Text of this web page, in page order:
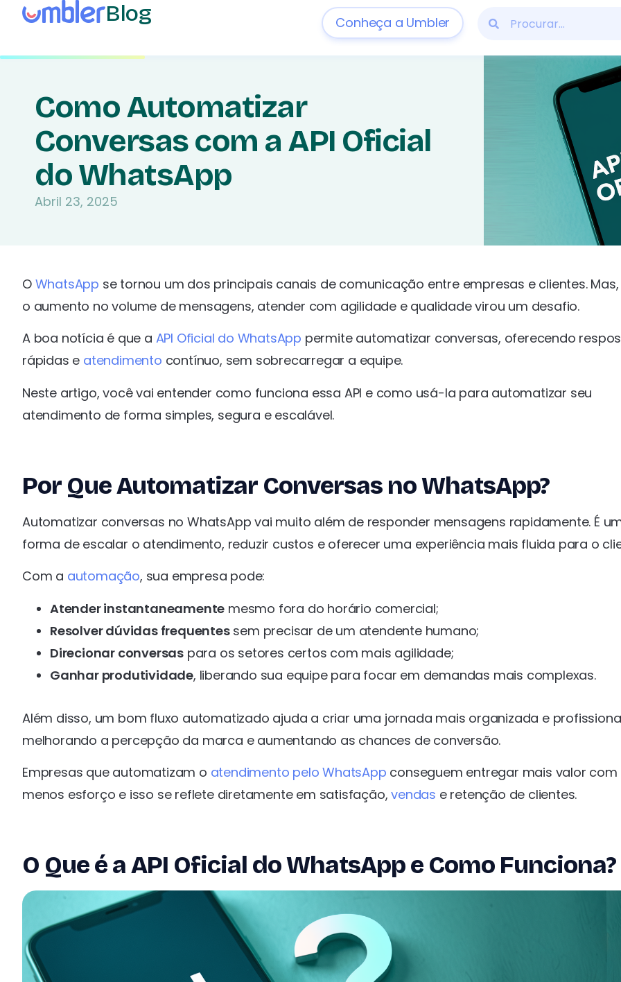
Blog Conheça a Umbler
Como Automatizar
Conversas com a API Oficial
do WhatsApp
Abril 23, 2025
O WhatsApp se tornou um dos principais canais de comunicação entre empresas e clientes.
o aumento no volume de mensagens, atender com agilidade e qualidade virou um desafio.
A boa notícia é que a API Oficial do WhatsApp permite automatizar conversas, oferecendo
rápidas e atendimento contínuo, sem sobrecarregar a equipe.
Neste artigo, você vai entender como funciona essa API e como usá-la para automatizar seu
atendimento de forma simples, segura e escalável.
Por Que Automatizar Conversas no WhatsApp?
Automatizar conversas no WhatsApp vai muito além de responder mensagens rapidamente. É
forma de escalar o atendimento, reduzir custos e oferecer uma experiência mais fluida para o
Com a automação, sua empresa pode:
Atender instantaneamente mesmo fora do horário comercial;
Resolver dúvidas frequentessem precisar de um atendente humano;
Direcionar conversas para os setores certos com mais agilidade;
Ganhar produtividade, liberando sua equipe para focar em demandas mais complexas.
Além disso, um bom fluxo automatizado ajuda a criar uma jornada mais organizada e
melhorando a percepção da marca e aumentando as chances de conversão.
Empresas que automatizam o atendimento pelo WhatsApp conseguem entregar mais valor com
menos esforço e isso se reflete diretamente em satisfação,vendas e retenção de clientes.
O Que é a API Oficial do WhatsApp e Como Funciona?